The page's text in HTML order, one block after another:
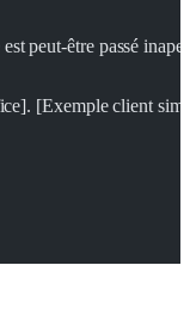
peut-être passé
[Exemple client